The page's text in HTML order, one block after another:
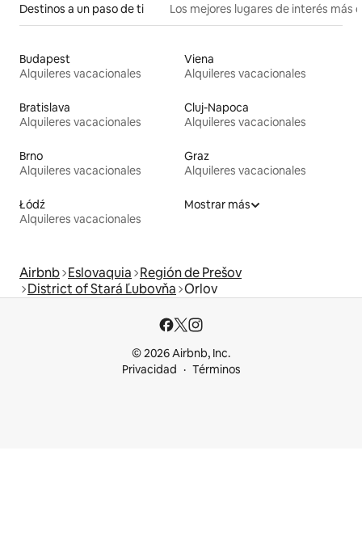
Destinos a un paso de ti Los mejores lugares de interés más
Budapest
Alquileres vacacionales
Viena
Alquileres vacacionales
Bratislava
Alquileres vacacionales
Cluj-Napoca
Alquileres vacacionales
Brno
Alquileres vacacionales
Graz
Alquileres vacacionales
Łódź
Alquileres vacacionales
Mostrar más
Airbnb Eslovaquia Región de Prešov
District of Stará Ľubovňa Orlov
© 2026 Airbnb, Inc.
Privacidad
Términos